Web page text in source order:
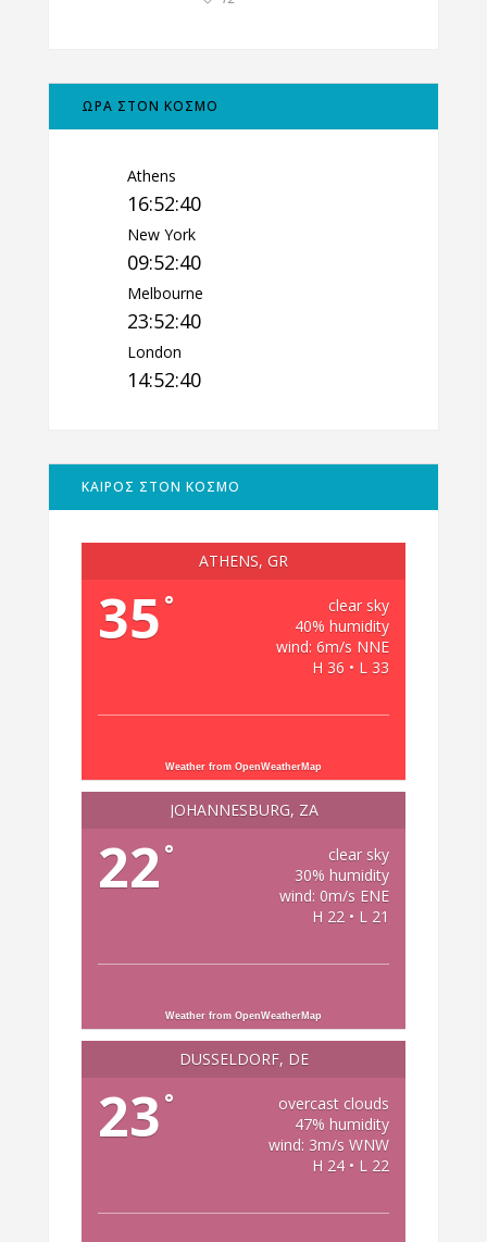
ΩΡΑ ΣΤΟΝ ΚΟΣΜΟ
Athens
16:52:41
New York
09:52:41
Melbourne
23:52:41
London
14:52:41
ΚΑΙΡΟΣ ΣΤΟΝ ΚΟΣΜΟ
ATHENS, GR
35 °
clear sky
40% humidity
wind: 6m/s NNE
H 36 • L 33
Weather from OpenWeatherMap
JOHANNESBURG, ZA
22 °
clear sky
30% humidity
wind: 0m/s ENE
H 22 • L 21
Weather from OpenWeatherMap
DÜSSELDORF, DE
23 °
overcast clouds
47% humidity
wind: 3m/s WNW
H 24 • L 22